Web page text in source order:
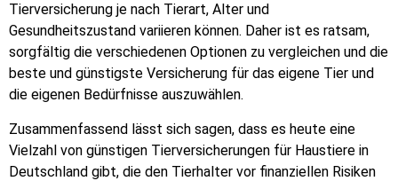
Tierversicherung je nach Tierart, Alter und
Gesundheitszustand variieren können. Daher ist es ratsam,
sorgfältig die verschiedenen Optionen zu vergleichen und die
beste und günstigste Versicherung für das eigene Tier und
die eigenen Bedürfnisse auszuwählen.
Zusammenfassend lässt sich sagen, dass es heute eine
Vielzahl von günstigen Tierversicherungen für Haustiere in
Deutschland gibt, die den Tierhalter vor finanziellen Risiken